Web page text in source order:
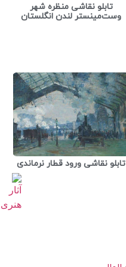
تابلو نقاشی منظره شهر
وست‌مینستر لندن انگلستان
تابلو نقاشی ورود قطار نرماندی